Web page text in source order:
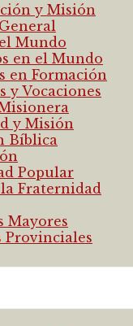
y Misión
Mundo
en el Mundo
en Formación
y Vocaciones
y Misión
Bíblica
Popular
Fraternidad
Mayores
Provinciales